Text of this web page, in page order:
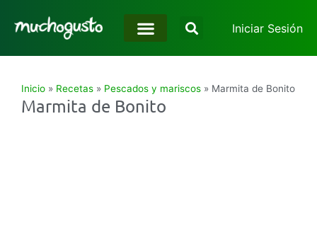
Iniciar Sesión
Inicio » Recetas » Pescados y mariscos » Marmita de Bonito
Marmita de Bonito